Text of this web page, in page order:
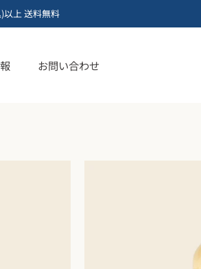
以上 送料無料
お問い合わせ